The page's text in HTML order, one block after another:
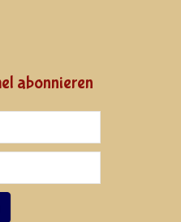
abonnieren